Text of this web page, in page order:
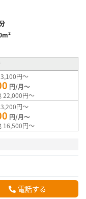
円～
円/月～
22,000円～
円～
円/月～
16,500円～
電話する